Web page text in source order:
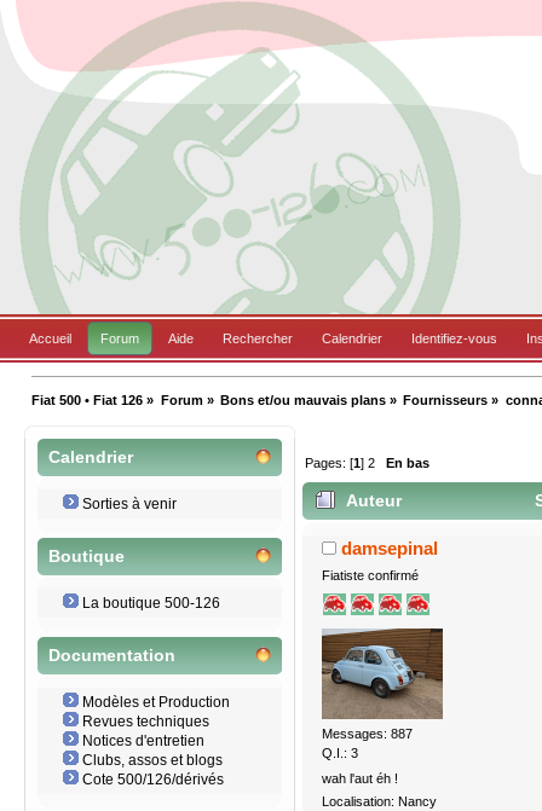
Accueil Forum Aide Rechercher Calendrier Identifiez-vous
Fiat 500 • Fiat 126 » Forum» Bons et/ou mauvais plans» Fournisseurs »
Calendrier
Sorties à venir
Boutique
La boutique 500-126
Documentation
Modèles et Production
Revues techniques
Notices d'entretien
Clubs, assos et blogs
Cote 500/126/dérivés
Pages: [1]2 En bas
Auteur
damsepinal
Fiatiste confirmé
Messages: 887
Q.I.: 3
wah l'aut éh !
Localisation: Nancy